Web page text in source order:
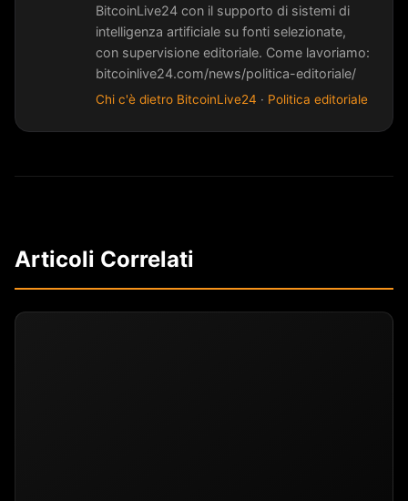
BitcoinLive24 con il supporto di sistemi di
intelligenza artificiale su fonti selezionate,
con supervisione editoriale. Come lavoriamo:
bitcoinlive24.com/news/politica-editoriale/
Chi c'è dietro BitcoinLive24 · Politica editoriale
Articoli Correlati